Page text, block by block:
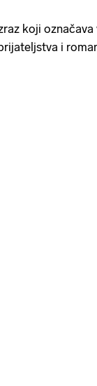
koji označava
i